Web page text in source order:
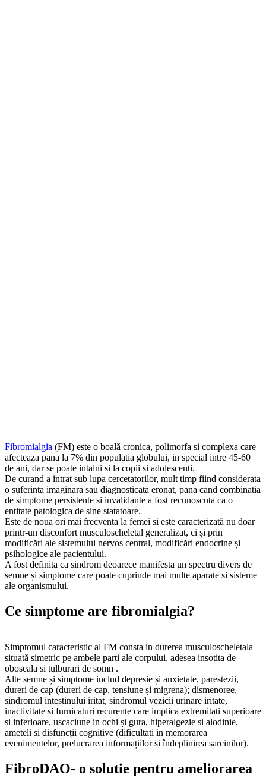
Fibromialgia (FM) este o boală cronica, polimorfa si complexa care
afecteaza pana la 7% din populatia globului, in special intre 45-60
de ani, dar se poate intalni si la copii si adolescenti.
De curand a intrat sub lupa cercetatorilor, mult timp fiind considerata
o suferinta imaginara sau diagnosticata eronat, pana cand combinatia
de simptome persistente si invalidante a fost recunoscuta ca o
entitate patologica de sine statatoare.
Este de noua ori mai frecventa la femei si este caracterizată nu doar
printr-un disconfort musculoscheletal generalizat, ci și prin
modificări ale sistemului nervos central, modificări endocrine și
psihologice ale pacientului.
A fost definita ca sindrom deoarece manifesta un spectru divers de
semne și simptome care poate cuprinde mai multe aparate si sisteme
ale organismului.
Ce simptome are fibromialgia?
Simptomul caracteristic al FM consta in durerea musculoscheletala
situată simetric pe ambele parti ale corpului, adesea insotita de
oboseala si tulburari de somn .
Alte semne și simptome includ depresie și anxietate, parestezii,
dureri de cap (dureri de cap, tensiune și migrena); dismenoree,
sindromul intestinului iritat, sindromul vezicii urinare iritate,
inactivitate si furnicaturi recurente care implica extremitati superioare
și inferioare, uscaciune in ochi și gura, hiperalgezie si alodinie,
ameteli si disfuncții cognitive (dificultati in memorarea
evenimentelor, prelucrarea informațiilor si îndeplinirea sarcinilor).
FibroDAO- o solutie pentru ameliorarea